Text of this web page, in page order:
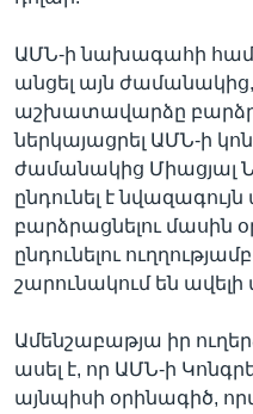
ԱՄՆ-ի նախագահի
անցել այն
աշխատավարձը
ներկայացրել ԱՄՆ-ի
ժամանակից Միացյալ
ընդունել է
բարձրացնելու մասին
ընդունելու
շարունակում են
Ամենշաբաթյա իր
ասել է, որ ԱՄՆ-ի
այնպիսի օրինագիծ,